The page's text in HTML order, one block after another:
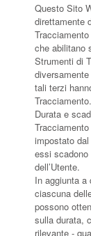
Questo Sito
direttamente
che abilitano
Strumenti di
tali terzi
Tracciamento.
Durata e
impostato
essi
dell’Utente.
In aggiunta a
ciascuna
possono
sulla durata,
rilevante -